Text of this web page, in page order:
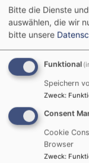
Bildrechte
"Kantate" (3.
Leinburg
Pfarrer
19,37-40
Und um
Bitte die Dienste
auswählen, die wir
bitte unsere
Funktional
Speichern
Zweck:
Consent
Cookie
Browser
Zweck: